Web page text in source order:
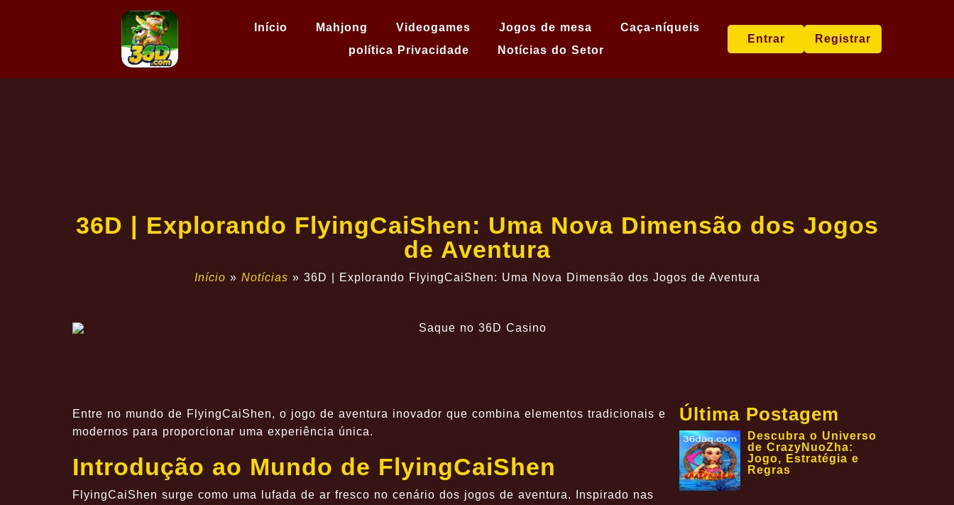
Início Mahjong Videogames Jogos de mesa
Caça-níqueis
política Privacidade
Notícias do Setor
Entrar Registrar
36D | Explorando FlyingCaiShen: Uma Nova Dimensão dos Jogos
de Aventura
Início » Notícias » 36D | Explorando FlyingCaiShen: Uma Nova Dimensão dos Jogos de Aventura
Entre no mundo de FlyingCaiShen, o jogo de aventura inovador que combina elementos tradicionais e
modernos para proporcionar uma experiência única.
Introdução ao Mundo de FlyingCaiShen
FlyingCaiShen surge como uma lufada de ar fresco no cenário dos jogos de aventura. Inspirado nas
Última Postagem
Descubra o Universo
de CrazyNuoZha:
Jogo, Estratégia e
Regras